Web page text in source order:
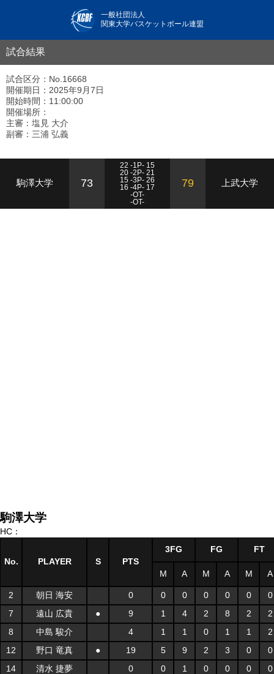
一般社団法人
関東大学バスケットボール連盟
試合結果
試合区分：No.16668
開催期日：2025年9月7日
開始時間：11:00:00
開催場所：
主審：塩見 大介
副審：三浦 弘義
駒澤大学 73
22 -1P- 15
20 -2P- 21
15 -3P- 26
16 -4P- 17
-OT-
-OT-
79 上武大学
駒澤大学
HC：
No. PLAYER S PTS
3FG FG FT
M A M A M A
2 朝日 海安 0 0 0 0 0 0
0
7
遠山 広貴 ● 9 1 4 2 8 2
2
8
中島 駿介 4 1 1 0 1 1
2
12
野口 竜真 ● 19 5 9 2 3 0
0
14
清水 捷夢 0 0 1 0 0 0
0